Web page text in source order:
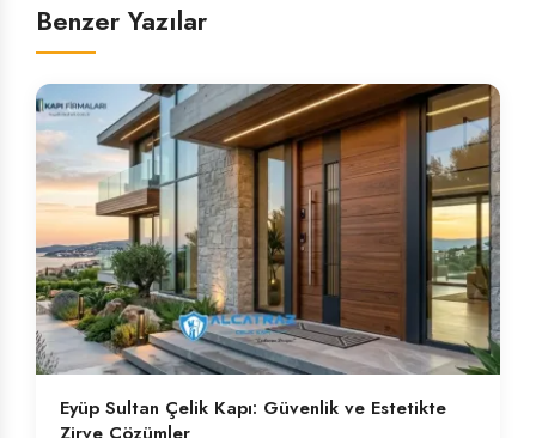
Benzer Yazılar
Eyüp Sultan Çelik Kapı: Güvenlik ve Estetikte
Zirve Çözümler